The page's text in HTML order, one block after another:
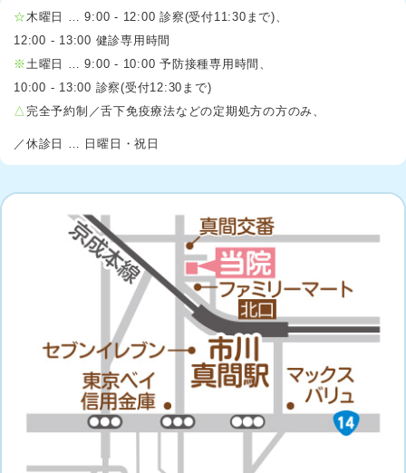
☆木曜日 … 9:00 - 12:00 診察(受付11:30まで)、
12:00 - 13:00 健診専用時間
※ 土曜日 … 9:00 - 10:00 予防接種専用時間 、
10:00 - 13:00 診察(受付12:30まで)
△完全予約制／舌下免疫療法などの定期処方の方のみ、
／休診日 … 日曜日・祝日